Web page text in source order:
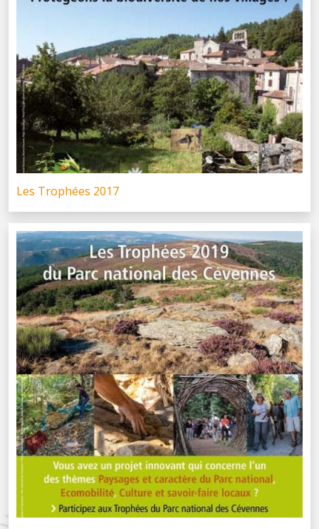
Les Trophées 2017